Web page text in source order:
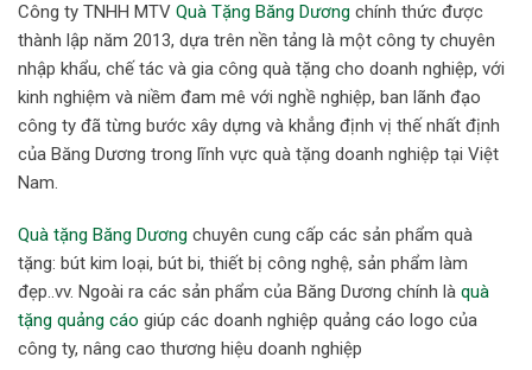
Công ty TNHH MTV Quà Tặng Băng Dương chính thức được
thành lập năm 2013, dựa trên nền tảng là một công ty chuyên
nhập khẩu, chế tác và gia công quà tặng cho doanh nghiệp, với
kinh nghiệm và niềm đam mê với nghề nghiệp, ban lãnh đạo
công ty đã từng bước xây dựng và khẳng định vị thế nhất định
của Băng Dương trong lĩnh vực quà tặng doanh nghiệp tại Việt
Nam.
Quà tặng Băng Dương chuyên cung cấp các sản phẩm quà
tặng: bút kim loại, bút bi, thiết bị công nghệ, sản phẩm làm
đẹp..vv. Ngoài ra các sản phẩm của Băng Dương chính là quà
tặng quảng cáo giúp các doanh nghiệp quảng cáo logo của
công ty, nâng cao thương hiệu doanh nghiệp